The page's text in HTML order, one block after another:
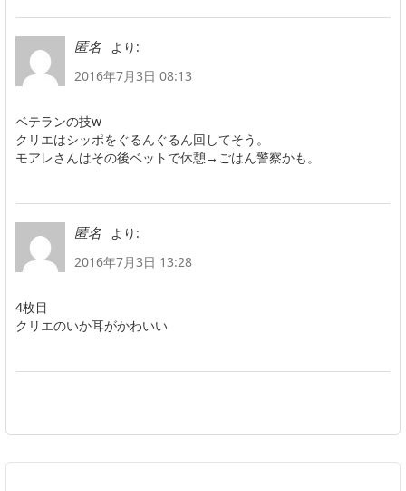
匿名
より:
2016年7月3日 08:13
ベテランの技w
クリエはシッポをぐるんぐるん回してそう。
モアレさんはその後ベットで休憩→ごはん警察かも。
匿名
より:
2016年7月3日 13:28
4枚目
クリエのいか耳がかわいい